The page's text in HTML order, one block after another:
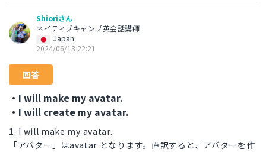
Shioriさん
ネイティブキャンプ英会話講師
Japan
2024/06/13 22:21
回答
・I will make my avatar.
・I will create my avatar.
1. I will make my avatar.
「アバター」はavatar となります。直訳すると、アバターを作